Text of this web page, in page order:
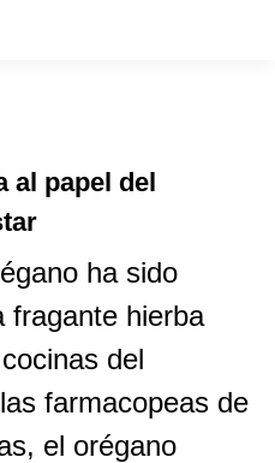
al papel del
ha sido
fragante hierba
del
farmacopeas de
el orégano